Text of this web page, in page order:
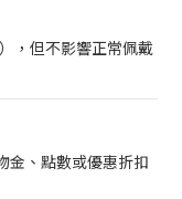
，但不影響正常佩戴
金、點數或優惠折扣